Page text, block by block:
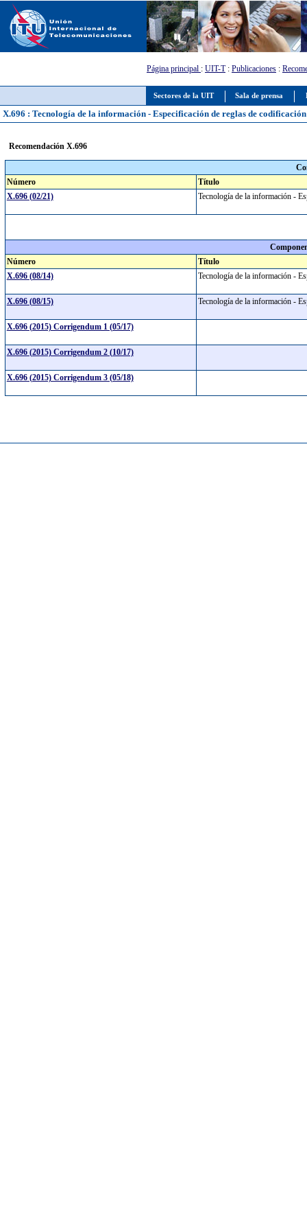
Sectores de la UIT Sala de prensa
Página principal : UIT-T: Publicaciones :
X.696 : Tecnología de la información - Especificación de reglas de codificación
Recomendación X.696
Número
Título
X.696 (02/21)
Tecnología de la información -
Número
Título
X.696 (08/14)
Tecnología de la información -
X.696 (08/15) Tecnología de la información -
X.696 (2015) Corrigendum 1 (05/17)
X.696 (2015) Corrigendum 2 (10/17)
X.696 (2015) Corrigendum 3 (05/18)